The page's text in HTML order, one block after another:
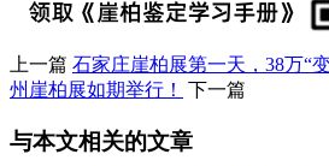
上一篇 石家庄崖柏展第一天，38万“
州崖柏展如期举行！
下一篇
与本文相关的文章